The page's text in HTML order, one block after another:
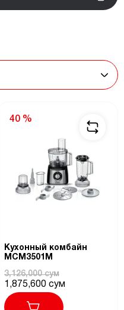
40 %
Кухонный комбайн
MCM3501M
3,126,000 сум
1,875,600 сум